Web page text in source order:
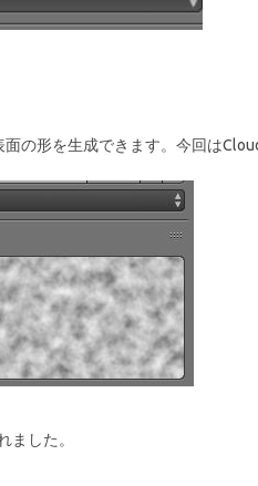
の形を生成できます。今回は
ました。